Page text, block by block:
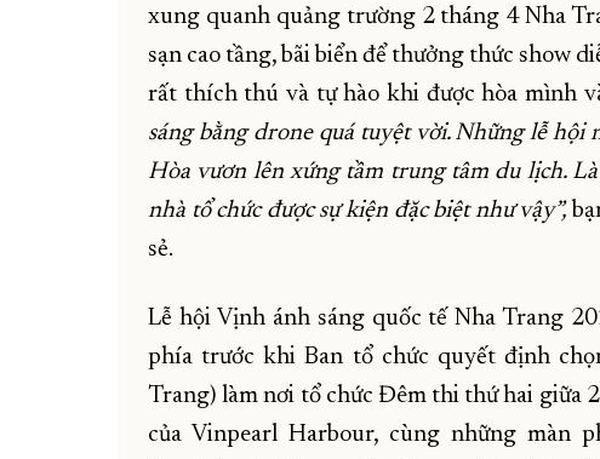
xung quanh quảng trường 2 tháng 4 Nha
sạn cao tầng, bãi biển để thưởng thức show
rất thích thú và tự hào khi được hòa mình
sáng bằng drone quá tuyệt vời. Những lễ
Hòa vươn lên xứng tầm trung tâm du lịch.
nhà tổ chức được sự kiện đặc biệt như vậy”,
sẻ.
Lễ hội Vịnh ánh sáng quốc tế Nha Trang
phía trước khi Ban tổ chức quyết định
Trang) làm nơi tổ chức Đêm thi thứ hai giữa
của Vinpearl Harbour, cùng những màn